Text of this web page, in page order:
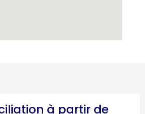
à partir de